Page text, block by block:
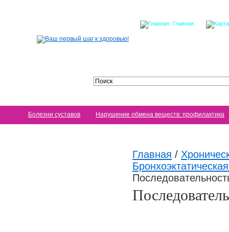
Главная
Болезни суставов Нарушение обмена веществ: профилактика
Главная /